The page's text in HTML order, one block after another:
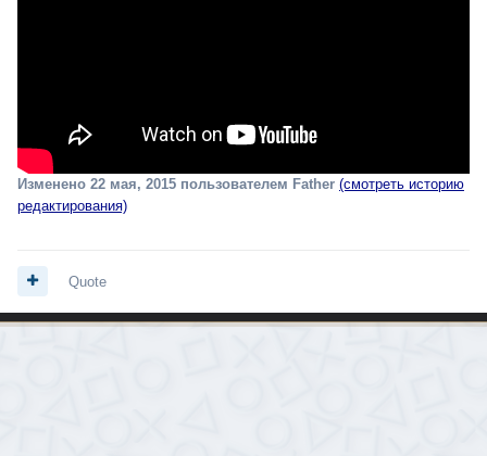
Изменено 22 мая, 2015 пользователем Father (смотреть историю
редактирования)
Quote